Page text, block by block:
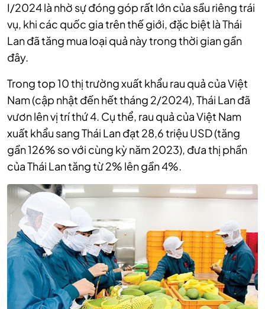
I/2024 là nhờ sự đóng góp rất lớn của sầu riêng trái
vụ, khi các quốc gia trên thế giới, đặc biệt là Thái
Lan đã tăng mua loại quả này trong thời gian gần
đây.
Trong top 10 thị trường xuất khẩu rau quả của Việt
Nam (cập nhật đến hết tháng 2/2024), Thái Lan đã
vươn lên vị trí thứ 4. Cụ thể, rau quả của Việt Nam
xuất khẩu sang Thái Lan đạt 28,6 triệu USD (tăng
gần 126% so với cùng kỳ năm 2023), đưa thị phần
của Thái Lan tăng từ 2% lên gần 4%.